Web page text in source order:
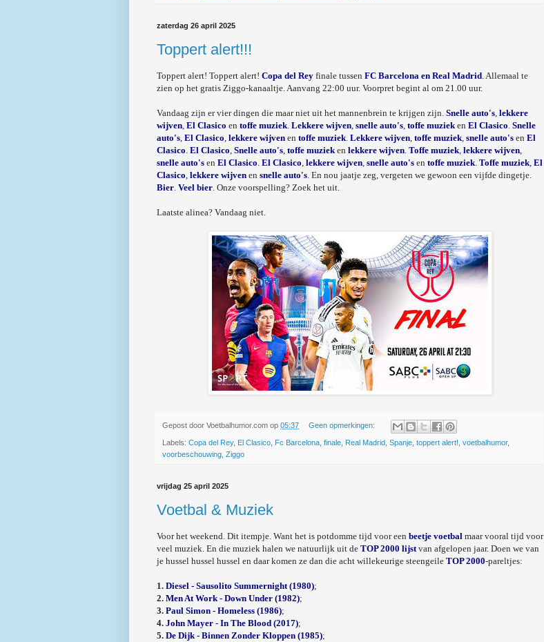
zaterdag 26 april 2025
Toppert alert!!!
Toppert alert! Toppert alert! Copa del Rey finale tussen FC Barcelona en Real Madrid. Allemaal te
zien op het gratis Ziggo-kanaaltje. Aanvang 22:00 uur. Voorpret begint al om 21.00 uur.
Vandaag zijn er vier dingen die maar niet uit het mannenbrein te krijgen zijn. Snelle auto's, lekkere
wijven, El Clasico en toffe muziek. Lekkere wijven, snelle auto's, toffe muzieken El Clasico. Snelle
auto's, El Clasico, lekkere wijven en toffe muziek. Lekkere wijven, toffe muziek, snelle auto's en El
Clasico. El Clasico, Snelle auto's, toffe muzieken lekkere wijven. Toffe muziek, lekkere wijven,
snelle auto's en El Clasico. El Clasico, lekkere wijven, snelle auto's en toffe muziek. Toffe muziek, El
Clasico, lekkere wijven en snelle auto's. En nou jaatje zeg, vergeten we gewoon een vijfde dingetje.
Bier. Veel bier. Onze voorspelling? Zoek het uit.
Laatste alinea? Vandaag niet.
Gepost door Voetbalhumor.com op 05:37 Geen opmerkingen:
Labels: Copa del Rey, El Clasico Fc Barcelona finale Real Madrid Spanje toppert alert! voetbalhumor,
voorbeschouwing Ziggo
vrijdag 25 april 2025
Voetbal & Muziek
Voor het weekend. Dit itempje. Want het is potdomme tijd voor een beetje voetbal maar vooral tijd voor
veel muziek. En die muziek halen we natuurlijk uit de TOP 2000 lijstvan afgelopen jaar. Doen we van
je hussel hussel hussel en daar komen ze dan die acht willekeurige steengeile TOP 2000-pareltjes:
1. Diesel - Sausolito Summernight (1980);
2. Men At Work - Down Under (1982);
3. Paul Simon - Homeless (1986);
4. John Mayer - In The Blood (2017);
5. De Dijk - Binnen Zonder Kloppen (1985);